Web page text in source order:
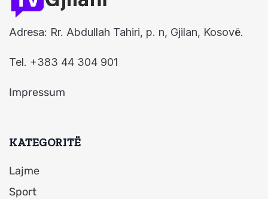
Adresa: Rr. Abdullah Tahiri, p. n, Gjilan, Kosovë.
Tel. +383 44 304 901
Impressum
KATEGORITË
Lajme
Sport